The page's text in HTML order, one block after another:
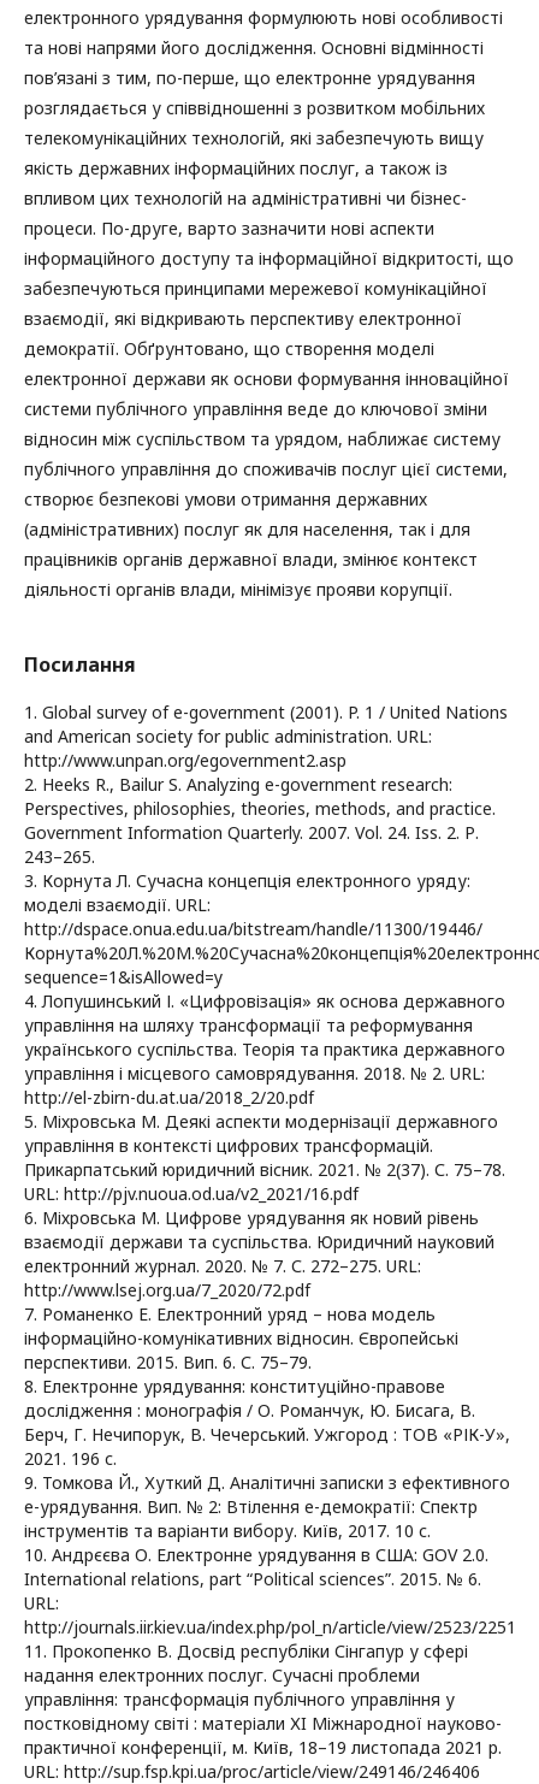
електронного урядування формулюють нові особливості
та нові напрями його дослідження. Основні відмінності
пов’язані з тим, по-перше, що електронне урядування
розглядається у співвідношенні з розвитком мобільних
телекомунікаційних технологій, які забезпечують вищу
якість державних інформаційних послуг, а також із
впливом цих технологій на адміністративні чи бізнес-
процеси. По-друге, варто зазначити нові аспекти
інформаційного доступу та інформаційної відкритості, що
забезпечуються принципами мережевої комунікаційної
взаємодії, які відкривають перспективу електронної
демократії. Обґрунтовано, що створення моделі
електронної держави як основи формування інноваційної
системи публічного управління веде до ключової зміни
відносин між суспільством та урядом, наближає систему
публічного управління до споживачів послуг цієї системи,
створює безпекові умови отримання державних
(адміністративних) послуг як для населення, так і для
працівників органів державної влади, змінює контекст
діяльності органів влади, мінімізує прояви корупції.
Посилання
1. Global survey of e-government (2001). P. 1 / United Nations
and American society for public administration. URL:
http://www.unpan.org/egovernment2.asp
2. Heeks R., Bailur S. Analyzing e-government research:
Perspectives, philosophies, theories, methods, and practice.
Government Information Quarterly. 2007. Vol. 24. Iss. 2. Р.
243–265.
3. Корнута Л. Сучасна концепція електронного уряду:
моделі взаємодії. URL:
http://dspace.onua.edu.ua/bitstream/handle/11300/19446/
sequence=1&isAllowed=y
4. Лопушинський І. «Цифровізація» як основа державного
управління на шляху трансформації та реформування
українського суспільства. Теорія та практика державного
управління і місцевого самоврядування. 2018. № 2. URL:
http://el-zbirn-du.at.ua/2018_2/20.pdf
5. Міхровська М. Деякі аспекти модернізації державного
управління в контексті цифрових трансформацій.
Прикарпатський юридичний вісник. 2021. № 2(37). С. 75–78.
URL: http://pjv.nuoua.od.ua/v2_2021/16.pdf
6. Міхровська М. Цифрове урядування як новий рівень
взаємодії держави та суспільства. Юридичний науковий
електронний журнал. 2020. № 7. С. 272–275. URL:
http://www.lsej.org.ua/7_2020/72.pdf
7. Романенко Е. Електронний уряд – нова модель
інформаційно-комунікативних відносин. Європейські
перспективи. 2015. Вип. 6. С. 75–79.
8. Електронне урядування: конституційно-правове
дослідження : монографія / О. Романчук, Ю. Бисага, В.
Берч, Г. Нечипорук, В. Чечерський. Ужгород : ТОВ «РІК-У»,
2021. 196 с.
9. Томкова Й., Хуткий Д. Аналітичні записки з ефективного
е-урядування. Вип. № 2: Втілення е-демократії: Спектр
інструментів та варіанти вибору. Київ, 2017. 10 с.
10. Андрєєва О. Електронне урядування в США: GOV 2.0.
International relations, part “Political sciences”. 2015. № 6.
URL:
http://journals.iir.kiev.ua/index.php/pol_n/article/view/2523/2251
11. Прокопенко В. Досвід республіки Сінгапур у сфері
надання електронних послуг. Сучасні проблеми
управління: трансформація публічного управління у
постковідному світі : матеріали ХI Міжнародної науково-
практичної конференції, м. Київ, 18–19 листопада 2021 р.
URL: http://sup.fsp.kpi.ua/proc/article/view/249146/246406